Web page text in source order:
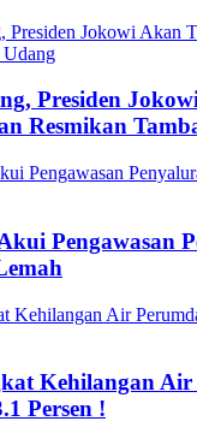
Presiden
Resmikan
Pengawasan
Kehilangan
Persen !